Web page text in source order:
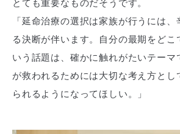
とても重要なものだそうです。
「延命治療の選択は家族が行うには
る決断が伴います。自分の最期をどこ
いう話題は、確かに触れがたいテーマ
が救われるためには大切な考え方とし
られるようになってほしい。」